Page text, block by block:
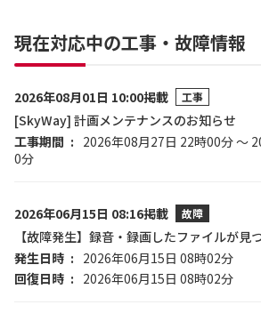
現在対応中の工事・故障情報
2026年08月01日 10:00掲載 工事
[SkyWay] 計画メンテナンスのお知らせ
工事期間
2026年08月27日 22時00分 ～
0分
2026年06月15日 08:16掲載 故障
【故障発生】録音・録画したファイルが見
発生日時
2026年06月15日 08時02分
回復日時
2026年06月15日 08時02分